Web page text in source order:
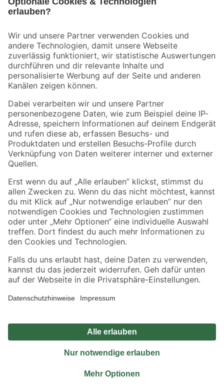
Der toom Newsletter: Keine Angebote und Aktionen mehr verpassen!
Zur Newsletter Anmeldung
Folge uns
Zahlungsarten Versandarten
Sicher einkaufen
Jetzt die toom-App herunterladen
Alle Preisangaben in EUR inkl. gesetzl. MwSt.. Die dargestellten Angebote sind unter
Umständen nicht in allen Märkten verfügbar. Die angegebenen Verfügbarkeiten beziehen
Produkte nur solange der Vorrat reicht.
*Paketversand ab 59 € versandkostenfrei, gilt nicht für Artikel mit Speditionsversand, hier
Privatsphäre Impressum
Nutzungsbedingungen
Widerrufsrecht
Vertrag widerrufen
© 2026 toom Baumarkt GmbH